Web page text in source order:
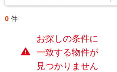
0 件
お探しの条件に
一致する物件が
見つかりません